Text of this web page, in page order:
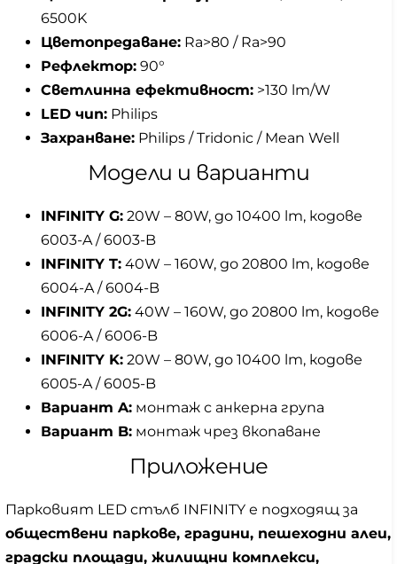
6500K
Цветопредаване: Ra>80 / Ra>90
Рефлектор: 90°
Светлинна ефективност: >130 lm/W
LED чип: Philips
Захранване: Philips / Tridonic / Mean Well
Модели и варианти
INFINITY G: 20W – 80W, до 10400 lm, кодове
6003-A / 6003-B
INFINITY T: 40W – 160W, до 20800 lm, кодове
6004-A / 6004-B
INFINITY 2G: 40W – 160W, до 20800 lm, кодове
6006-A / 6006-B
INFINITY K: 20W – 80W, до 10400 lm, кодове
6005-A / 6005-B
Вариант A: монтаж с анкерна група
Вариант B: монтаж чрез вкопаване
Приложение
Парковият LED стълб INFINITY е подходящ за
обществени паркове, градини, пешеходни алеи,
градски площади, жилищни комплекси,